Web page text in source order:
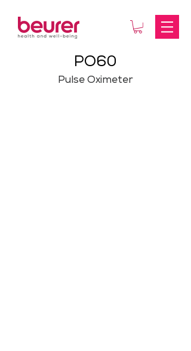
PO60
Pulse Oximeter